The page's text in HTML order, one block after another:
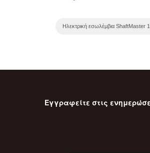
Ηλεκτρική εσωλέμβια ShaftMaster
Εγγραφείτε στις